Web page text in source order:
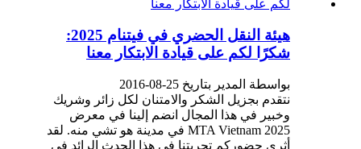
هيئة النقل الحضري في فيتنام 2025:
شكرًا لكم على قيادة الابتكار معنا
بواسطة المدير بتاريخ 25-08-2016
نتقدم بجزيل الشكر والامتنان لكل زائر وشريك
وخبير في هذا المجال انضم إلينا في معرض
MTA Vietnam 2025 في مدينة هو تشي منه. لقد
أثرى حضوركم تجربتنا في هذا الحدث الرائد في